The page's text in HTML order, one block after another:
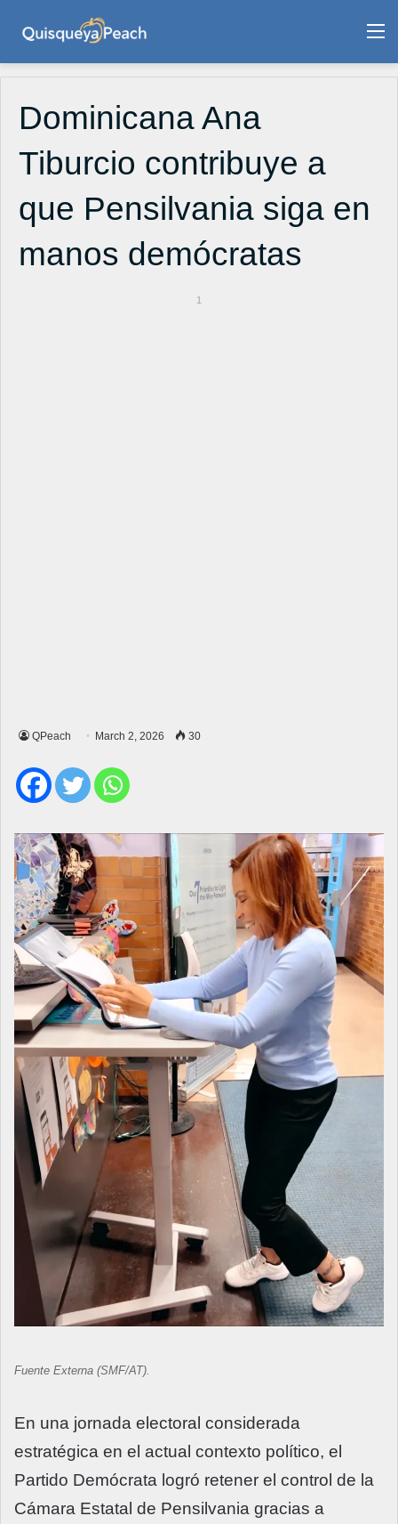
Dominicana Ana
Tiburcio contribuye a
que Pensilvania siga en
manos demócratas
1
QPeach March 2, 2026 30
Fuente Externa (SMF/AT).
En una jornada electoral considerada
estratégica en el actual contexto político, el
Partido Demócrata logró retener el control de la
Cámara Estatal de Pensilvania gracias a